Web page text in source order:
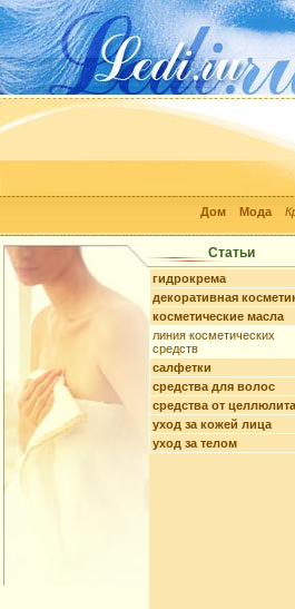
Дом Мода
Статьи
гидрокрема
декоративная
косметические масла
линия косметических
средств
салфетки
средства для волос
средства от целлюлита
уход за кожей лица
уход за телом